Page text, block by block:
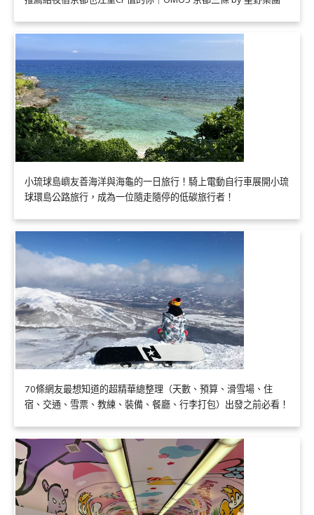
小琉球島嶼友善海洋與海龜的一日旅行！騎上電動自行車展開小琉
球環島公路旅行，成為一位隨走隨停的低碳旅行者！
70條網友最想知道的超精華總整理（天數、預算、滑雪場、住
宿、交通、雪票、教練、裝備、餐廳、行李打包）出發之前必看！